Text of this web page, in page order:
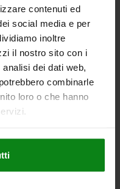
contenuti ed
social media e per
inoltre
il nostro sito con i
dei dati web,
combinarle
loro o che hanno
VOLV., D=25, L=44
D1=45 D2=M8